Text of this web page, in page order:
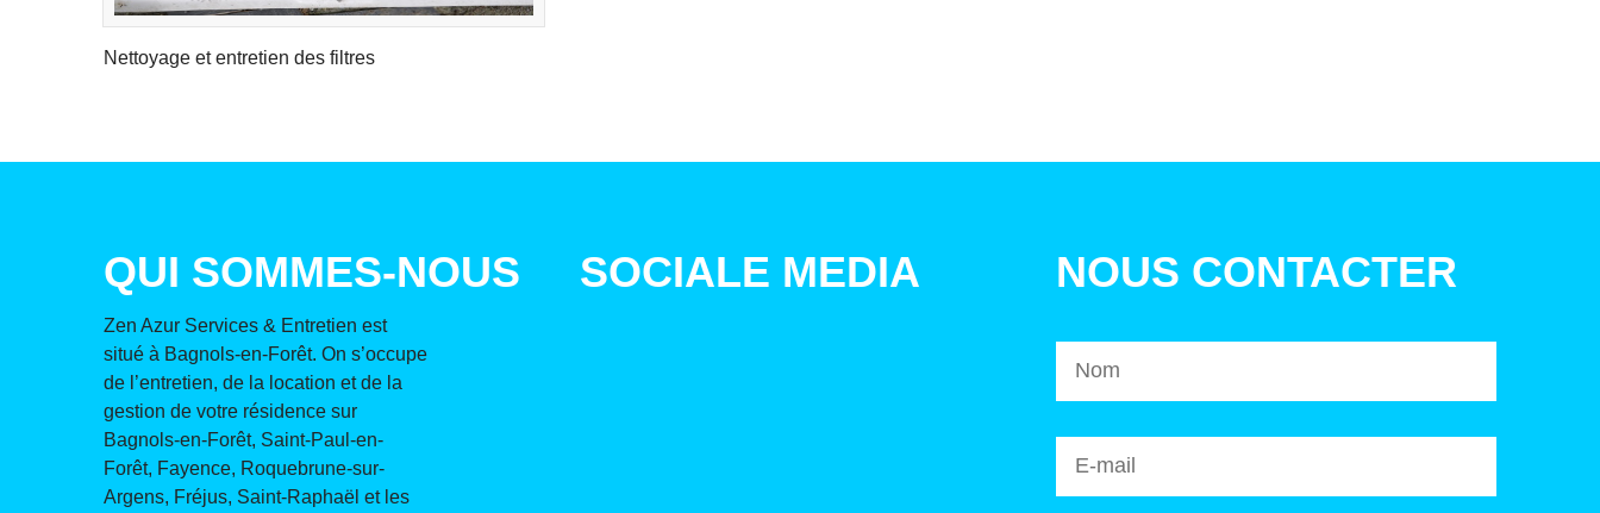
Nettoyage et entretien des filtres
QUI SOMMES-NOUS
Zen Azur Services & Entretien est
situé à Bagnols-en-Forêt. On s’occupe
de l’entretien, de la location et de la
gestion de votre résidence sur
Bagnols-en-Forêt, Saint-Paul-en-
Forêt, Fayence, Roquebrune-sur-
Argens, Fréjus, Saint-Raphaël et les
SOCIALE MEDIA NOUS CONTACTER